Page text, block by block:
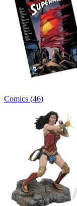
Comics (46)